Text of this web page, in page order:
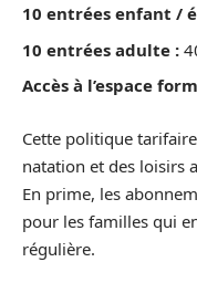
10 entrées enfant /
10 entrées adulte :
Accès à l’espace
Cette politique
natation et des loisirs
En prime, les
pour les familles qui
régulière.